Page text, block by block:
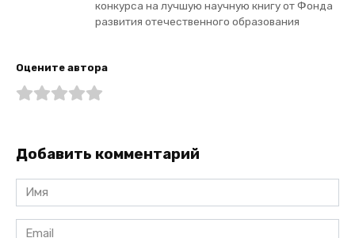
конкурса на лучшую научную книгу от Фонда
развития отечественного образования
Оцените автора
Добавить комментарий
Имя
*
Email